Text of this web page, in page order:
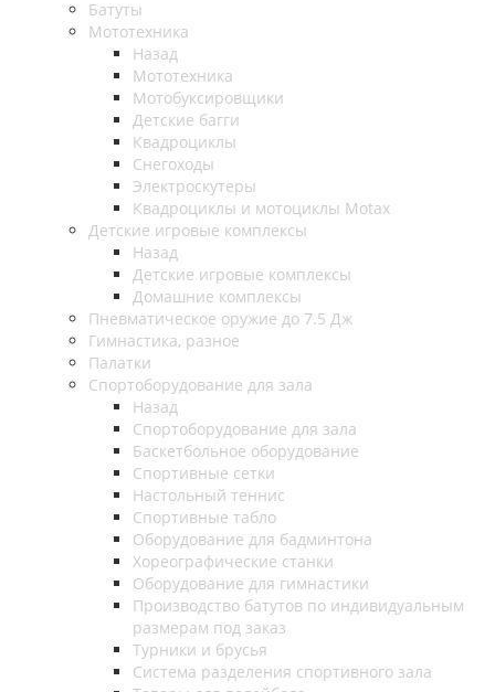
Батуты
Мототехника
Назад
Мототехника
Мотобуксировщики
Детские багги
Квадроциклы
Снегоходы
Электроскутеры
Квадроциклы и мотоциклы Motax
Детские игровые комплексы
Назад
Детские игровые комплексы
Домашние комплексы
Пневматическое оружие до 7.5 Дж
Гимнастика, разное
Палатки
Спортоборудование для зала
Назад
Спортоборудование для зала
Баскетбольное оборудование
Спортивные сетки
Настольный теннис
Спортивные табло
Оборудование для бадминтона
Хореографические станки
Оборудование для гимнастики
Производство батутов по индивидуальным
размерам под заказ
Турники и брусья
Система разделения спортивного зала